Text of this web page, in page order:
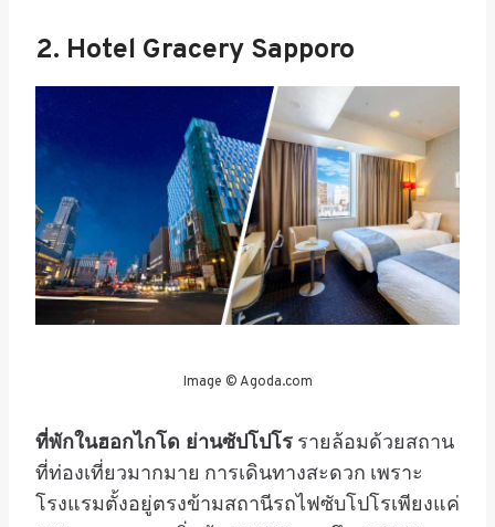
2. Hotel Gracery Sapporo
Image © Agoda.com
ที่พักในฮอกไกโด ย่านซัปโปโร รายล้อมด้วยสถาน
ที่ท่องเที่ยวมากมาย การเดินทางสะดวก เพราะ
โรงแรมตั้งอยู่ตรงข้ามสถานีรถไฟซับโปโรเพียงแค่